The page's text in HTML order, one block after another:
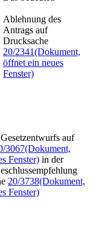
Ablehnung des
Antrags auf
Drucksache
20/2341(Dokument,
öffnet ein neues
Fenster)
auf
3067(Dokument,
Fenster) in der
20/3738(Dokument,
Fenster)